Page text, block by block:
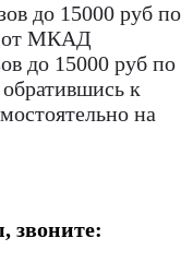
до 15000 руб по
от МКАД
до 15000 руб по
к
на
звоните: